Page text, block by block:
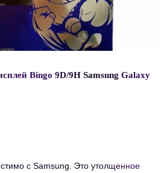
Bingo 9D/9H Samsung Galaxy
с Samsung. Это утолщенное